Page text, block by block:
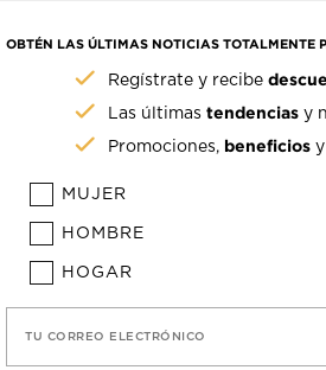
OBTÉN LAS ÚLTIMAS NOTICIAS TOTALMENTE
Regístrate y recibe
Las últimastendencias y
Promociones, beneficios
MUJER
HOMBRE
HOGAR
TU CORREO ELECTRÓNICO